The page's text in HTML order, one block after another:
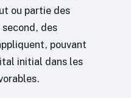
ou partie des
des
pouvant
initial dans les